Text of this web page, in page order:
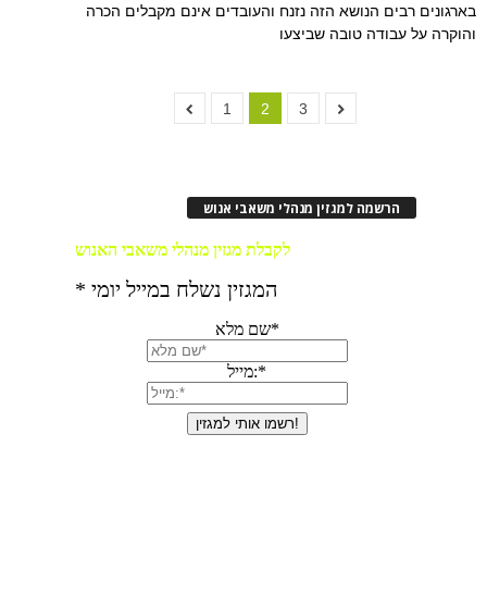
בארגונים רבים הנושא הזה נזנח והעובדים אינם מקבלים הכרה
והוקרה על עבודה טובה שביצעו
1 2 3
הרשמה למגזין מנהלי משאבי אנוש